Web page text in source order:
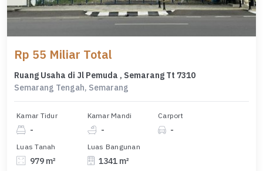
Rp 55 Miliar Total
Ruang Usaha di Jl Pemuda , Semarang Tt 7310
Semarang Tengah, Semarang
Kamar Tidur
-
Kamar Mandi
-
Carport
-
Luas Tanah
979 m²
Luas Bangunan
1341 m²